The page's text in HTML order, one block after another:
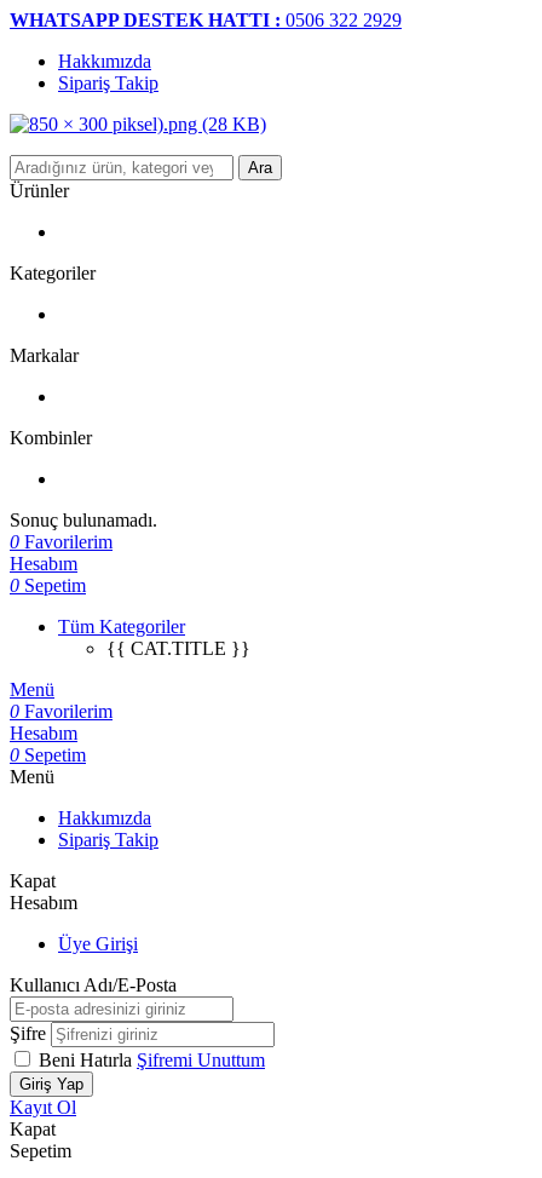
WHATSAPP DESTEK HATTI : 0506 322 2929
Hakkımızda
Sipariş Takip
Ara
Ürünler
Kategoriler
Markalar
Kombinler
Sonuç bulunamadı.
0 Favorilerim
Hesabım
0 Sepetim
Tüm Kategoriler
{{ CAT.TITLE }}
Menü
0 Favorilerim
Hesabım
0 Sepetim
Menü
Hakkımızda
Sipariş Takip
Kapat
Hesabım
Üye Girişi
Kullanıcı Adı/E-Posta
Şifre
Beni Hatırla Şifremi Unuttum
Giriş Yap
Kayıt Ol
Kapat
Sepetim